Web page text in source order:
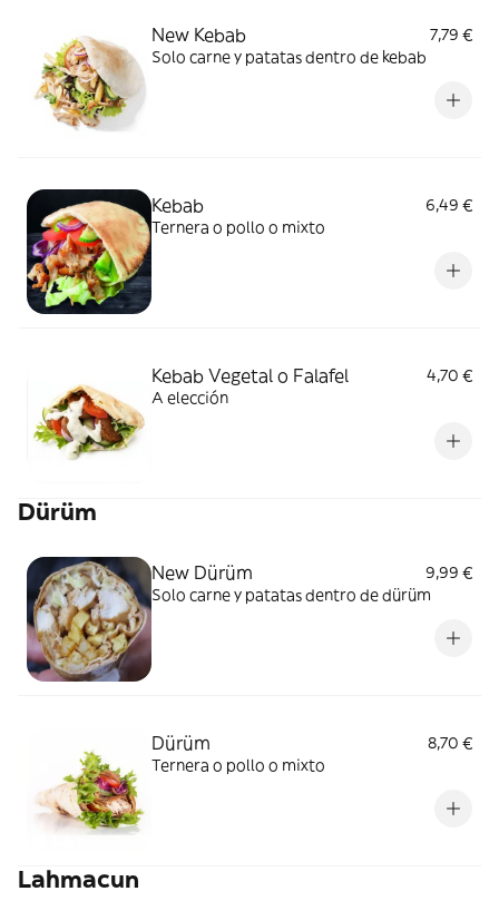
New Kebab
7,79 €
Solo carne y patatas dentro de kebab
Kebab
6,49 €
Ternera o pollo o mixto
Kebab Vegetal o Falafel
4,70 €
A elección
Dürüm
New Dürüm
9,99 €
Solo carne y patatas dentro de dürüm
Dürüm
8,70 €
Ternera o pollo o mixto
Lahmacun